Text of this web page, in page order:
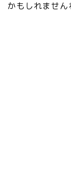
かもしれません